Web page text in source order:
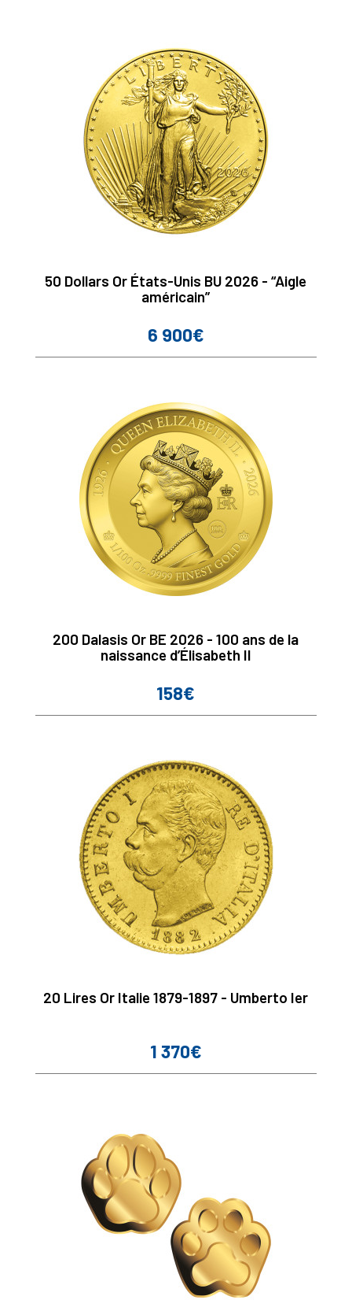
50 Dollars Or États-Unis BU 2026 - “Aigle
américain”
Prix
6 900€
200 Dalasis Or BE 2026 - 100 ans de la
naissance d’Élisabeth II
Prix
158€
20 Lires Or Italie 1879-1897 - Umberto Ier
Prix
1 370€